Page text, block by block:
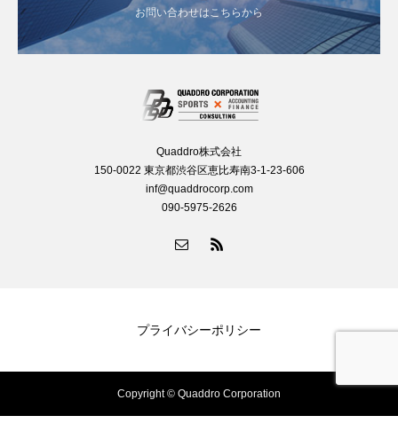
お問い合わせはこちらから
Quaddro株式会社
150-0022 東京都渋谷区恵比寿南3-1-23-606
inf@quaddrocorp.com
090-5975-2626
プライバシーポリシー
Copyright © Quaddro Corporation